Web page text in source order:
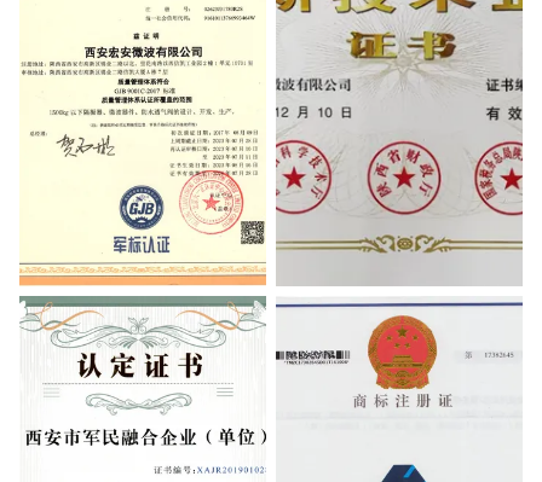
GJB 9001C-2017 Military
Equipment Quality Management
System Certification
High-tech Enterprise Certificate